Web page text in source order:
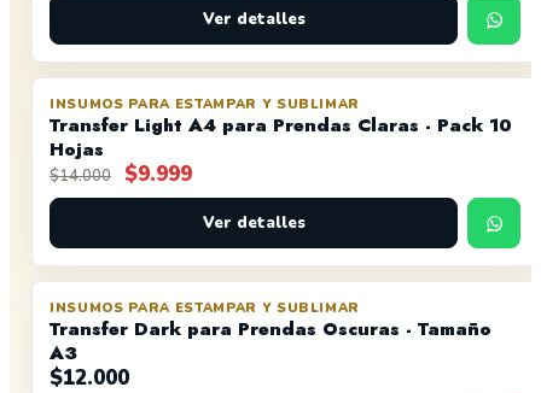
Ver detalles
OFERTA
INSUMOS PARA ESTAMPAR Y SUBLIMAR
Transfer Light A4 para Prendas Claras - Pack 10
Hojas
$14.000
El
precio
original
era:
$14.000.
$9.999El
precio
actual
es:
$9.999.
Ver detalles
INSUMOS PARA ESTAMPAR Y SUBLIMAR
Transfer Dark para Prendas Oscuras - Tamaño
A3
$12.000